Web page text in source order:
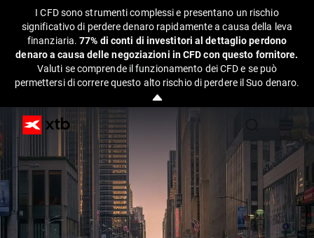
I CFD sono strumenti complessi e presentano un rischio
significativo di perdere denaro rapidamente a causa della leva
finanziaria.77% di conti di investitori al dettaglio perdono
denaro a causa delle negoziazioni in CFD con questo fornitore.
Valuti se comprende il funzionamento dei CFD e se può
permettersi di correre questo alto rischio di perdere il Suo denaro.